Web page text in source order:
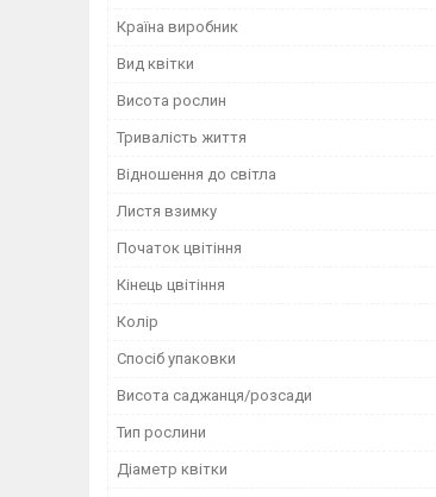
Країна виробник
Вид квітки
Висота рослин
Тривалість життя
Відношення до світла
Листя взимку
Початок цвітіння
Кінець цвітіння
Колір
Спосіб упаковки
Висота саджанця/розсади
Тип рослини
Діаметр квітки